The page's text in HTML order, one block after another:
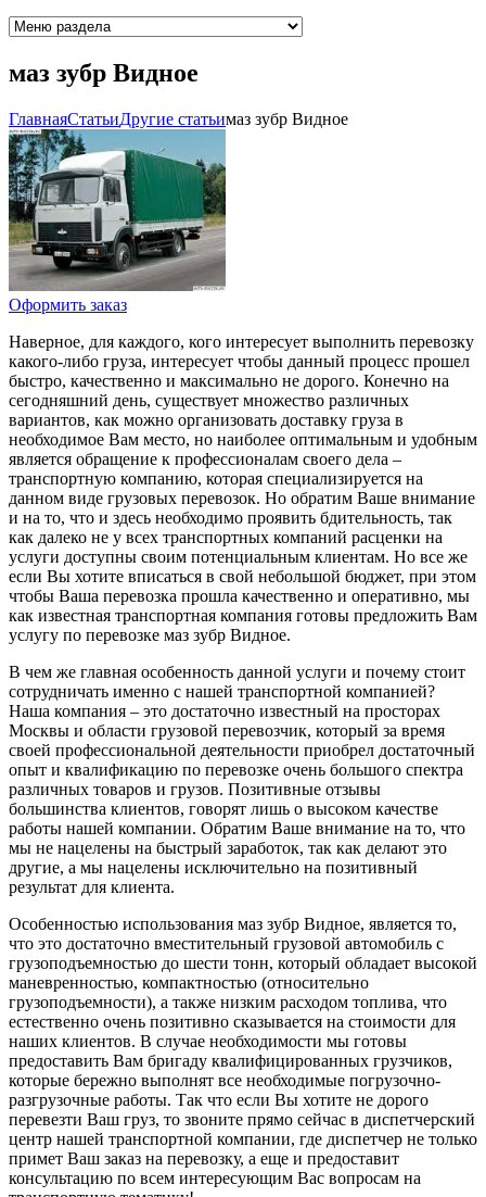
маз зубр Видное
ГлавнаяCтатьиДругие статьимаз зубр Видное
Оформить заказ
Наверное, для каждого, кого интересует выполнить перевозку
какого-либо груза, интересует чтобы данный процесс прошел
быстро, качественно и максимально не дорого. Конечно на
сегодняшний день, существует множество различных
вариантов, как можно организовать доставку груза в
необходимое Вам место, но наиболее оптимальным и удобным
является обращение к профессионалам своего дела –
транспортную компанию, которая специализируется на
данном виде грузовых перевозок. Но обратим Ваше внимание
и на то, что и здесь необходимо проявить бдительность, так
как далеко не у всех транспортных компаний расценки на
услуги доступны своим потенциальным клиентам. Но все же
если Вы хотите вписаться в свой небольшой бюджет, при этом
чтобы Ваша перевозка прошла качественно и оперативно, мы
как известная транспортная компания готовы предложить Вам
услугу по перевозке маз зубр Видное.
В чем же главная особенность данной услуги и почему стоит
сотрудничать именно с нашей транспортной компанией?
Наша компания – это достаточно известный на просторах
Москвы и области грузовой перевозчик, который за время
своей профессиональной деятельности приобрел достаточный
опыт и квалификацию по перевозке очень большого спектра
различных товаров и грузов. Позитивные отзывы
большинства клиентов, говорят лишь о высоком качестве
работы нашей компании. Обратим Ваше внимание на то, что
мы не нацелены на быстрый заработок, так как делают это
другие, а мы нацелены исключительно на позитивный
результат для клиента.
Особенностью использования маз зубр Видное, является то,
что это достаточно вместительный грузовой автомобиль с
грузоподъемностью до шести тонн, который обладает высокой
маневренностью, компактностью (относительно
грузоподъемности), а также низким расходом топлива, что
естественно очень позитивно сказывается на стоимости для
наших клиентов. В случае необходимости мы готовы
предоставить Вам бригаду квалифицированных грузчиков,
которые бережно выполнят все необходимые погрузочно-
разгрузочные работы. Так что если Вы хотите не дорого
перевезти Ваш груз, то звоните прямо сейчас в диспетчерский
центр нашей транспортной компании, где диспетчер не только
примет Ваш заказ на перевозку, а еще и предоставит
консультацию по всем интересующим Вас вопросам на